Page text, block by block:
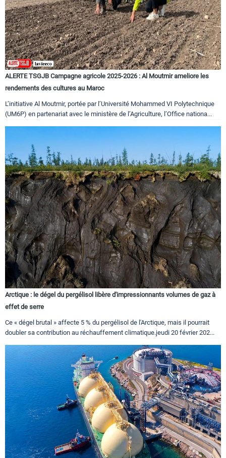
ALERTE TSGJB Campagne agricole 2025-2026 : Al Moutmir ameliore les
rendements des cultures au Maroc
L’initiative Al Moutmir, portée par l’Université Mohammed VI Polytechnique
(UM6P) en partenariat avec le ministère de l’Agriculture, l’Office nationa...
Arctique : le dégel du pergélisol libère d'impressionnants volumes de gaz à
effet de serre
Ce « dégel brutal » affecte 5 % du pergélisol de l'Arctique, mais il pourrait
doubler sa contribution au réchauffement climatique.jeudi 20 février 202...